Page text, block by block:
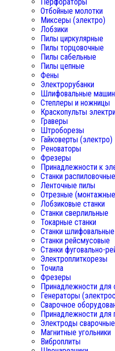
Отбойные молотки
Миксеры (электро)
Лобзики
Пилы циркулярные
Пилы торцовочные
Пилы сабельные
Пилы цепные
Фены
Электрорубанки
Шлифовальные
Степлеры и ножницы
Краскопульты
Граверы
Штроборезы
Гайковерты (электро)
Реноваторы
Фрезеры
Принадлежности к
Станки
Ленточные пилы
Отрезные
Лобзиковые станки
Станки сверлильные
Токарные станки
Станки шлифовальные
Станки рейсмусовые
Станки фуговально-
Электроплиткорезы
Точила
Фрезеры
Принадлежности для
Генераторы
Сварочное
Принадлежности для
Электроды сварочные
Магнитные угольники
Виброплиты